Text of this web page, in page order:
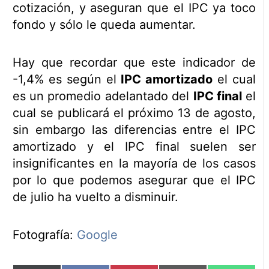
cotización, y aseguran que el IPC ya toco
fondo y sólo le queda aumentar.
Hay que recordar que este indicador de
-1,4% es según el IPC amortizado el cual
es un promedio adelantado del IPC finalel
cual se publicará el próximo 13 de agosto,
sin embargo las diferencias entre el IPC
amortizado y el IPC final suelen ser
insignificantes en la mayoría de los casos
por lo que podemos asegurar que el IPC
de julio ha vuelto a disminuir.
Fotografía: Google